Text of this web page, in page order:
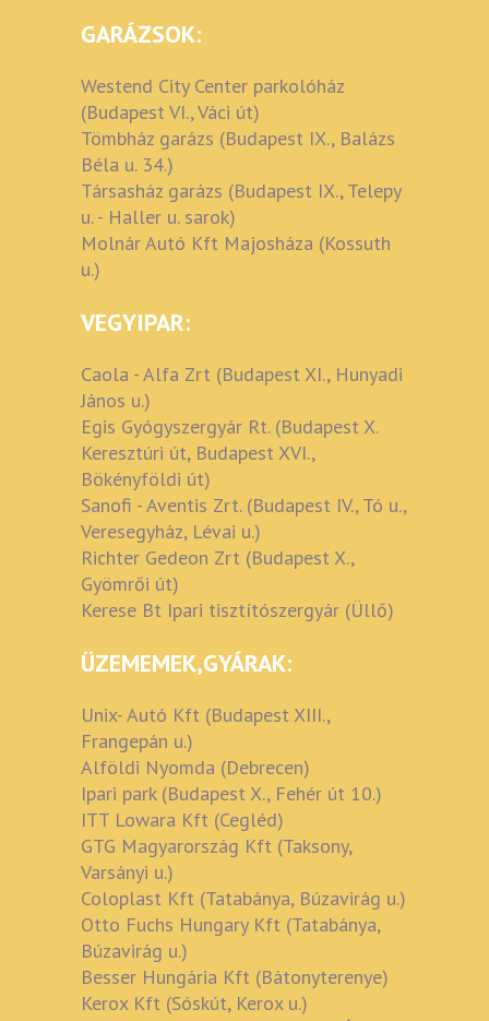
GARÁZSOK:
Westend City Center parkolóház
(Budapest VI., Váci út)
Tömbház garázs (Budapest IX., Balázs
Béla u. 34.)
Társasház garázs (Budapest IX., Telepy
u. - Haller u. sarok)
Molnár Autó Kft Majosháza (Kossuth
u.)
VEGYIPAR:
Caola - Alfa Zrt (Budapest XI., Hunyadi
János u.)
Egis Gyógyszergyár Rt. (Budapest X.
Keresztúri út, Budapest XVI.,
Bökényföldi út)
Sanofi - Aventis Zrt. (Budapest IV., Tó u.,
Veresegyház, Lévai u.)
Richter Gedeon Zrt (Budapest X.,
Gyömrői út)
Kerese Bt Ipari tisztítószergyár (Üllő)
ÜZEMEMEK,GYÁRAK:
Unix- Autó Kft (Budapest XIII.,
Frangepán u.)
Alföldi Nyomda (Debrecen)
Ipari park (Budapest X., Fehér út 10.)
ITT Lowara Kft (Cegléd)
GTG Magyarország Kft (Taksony,
Varsányi u.)
Coloplast Kft (Tatabánya, Búzavirág u.)
Otto Fuchs Hungary Kft (Tatabánya,
Búzavirág u.)
Besser Hungária Kft (Bátonyterenye)
Kerox Kft (Sóskút, Kerox u.)